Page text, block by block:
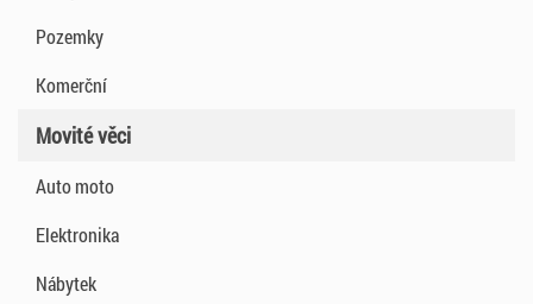
Pozemky
Komerční
Movité věci
Auto moto
Elektronika
Nábytek